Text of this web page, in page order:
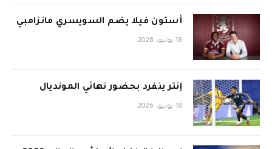
أستون فيلا يضم السويسري مانزامبي
18 يوليو، 2026
إنتر ينفرد بحضور نهائي المونديال
18 يوليو، 2026